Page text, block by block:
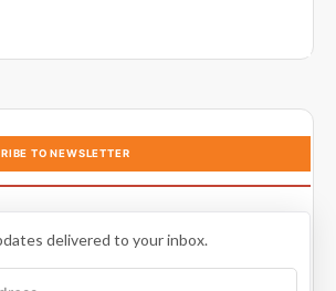
TO NEWSLETTER
delivered to your inbox.